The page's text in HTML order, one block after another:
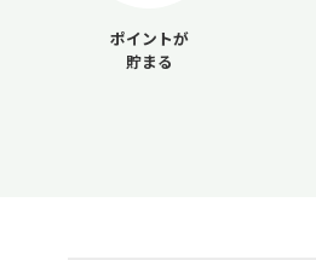
ポイントが
貯まる